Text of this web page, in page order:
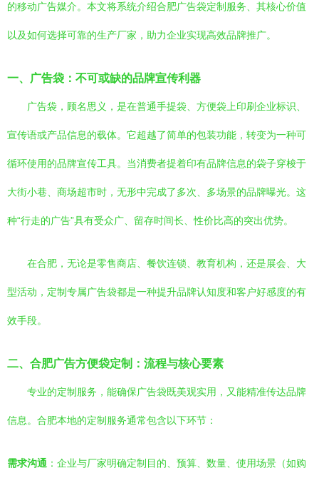
的移动广告媒介。本文将系统介绍合肥广告袋定制服务、其核心价值
以及如何选择可靠的生产厂家，助力企业实现高效品牌推广。
一、广告袋：不可或缺的品牌宣传利器
广告袋，顾名思义，是在普通手提袋、方便袋上印刷企业标识、
宣传语或产品信息的载体。它超越了简单的包装功能，转变为一种可
循环使用的品牌宣传工具。当消费者提着印有品牌信息的袋子穿梭于
大街小巷、商场超市时，无形中完成了多次、多场景的品牌曝光。这
种“行走的广告”具有受众广、留存时间长、性价比高的突出优势。
在合肥，无论是零售商店、餐饮连锁、教育机构，还是展会、大
型活动，定制专属广告袋都是一种提升品牌认知度和客户好感度的有
效手段。
二、合肥广告方便袋定制：流程与核心要素
专业的定制服务，能确保广告袋既美观实用，又能精准传达品牌
信息。合肥本地的定制服务通常包含以下环节：
需求沟通 ：企业与厂家明确定制目的、预算、数量、使用场景（如购